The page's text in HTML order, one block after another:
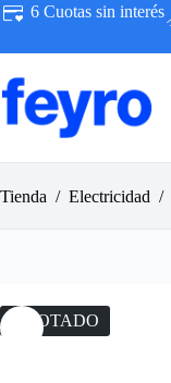
Saltar
al
6 Cuotas sin interés
Tienda / Electricidad /
AGOTADO